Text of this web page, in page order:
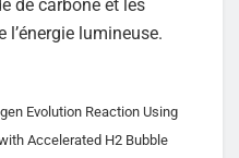
de carbone et les
lumineuse.
Evolution Reaction Using
Accelerated H2 Bubble